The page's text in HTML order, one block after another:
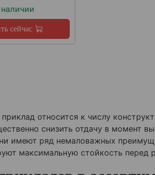
сейчас
относится к числу
снизить отдачу в момент
имеют ряд немаловажных
максимальную стойкость перед